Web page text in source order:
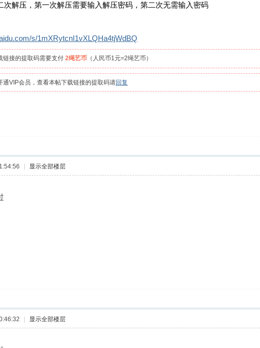
次解压，第一次解压需要输入解压密码，第二次无需输入密码
s/1mXRytcnI1vXLQHa4tjWdBQ
链接的提取码需要支付 2绳艺币 （人民币1元=2绳艺币）
通VIP会员，查看本帖下载链接的提取码请回复
显示全部楼层
显示全部楼层